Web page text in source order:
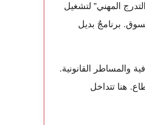
المهني” لتشغيل
برنامجٌ بديل
والمساطر القانونية.
هنا تتداخل